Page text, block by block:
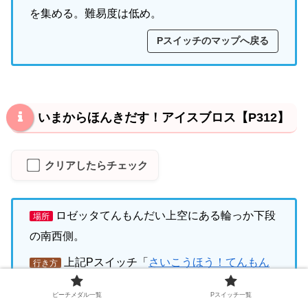
を集める。難易度は低め。
Pスイッチのマップへ戻る
いまからほんきだす！アイスブロス【P312】
クリアしたらチェック
場所
ロゼッタてんもんだい上空にある輪っか下段
の南西側。
行き方 上記Pスイッチ「 さいこうほう！てんもん
だいの青コイン
」がある輪っかから、さらに外側
ピーチメダル一覧 Pスイッチ一覧